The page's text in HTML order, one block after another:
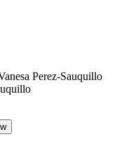
Perez-Sauquillo